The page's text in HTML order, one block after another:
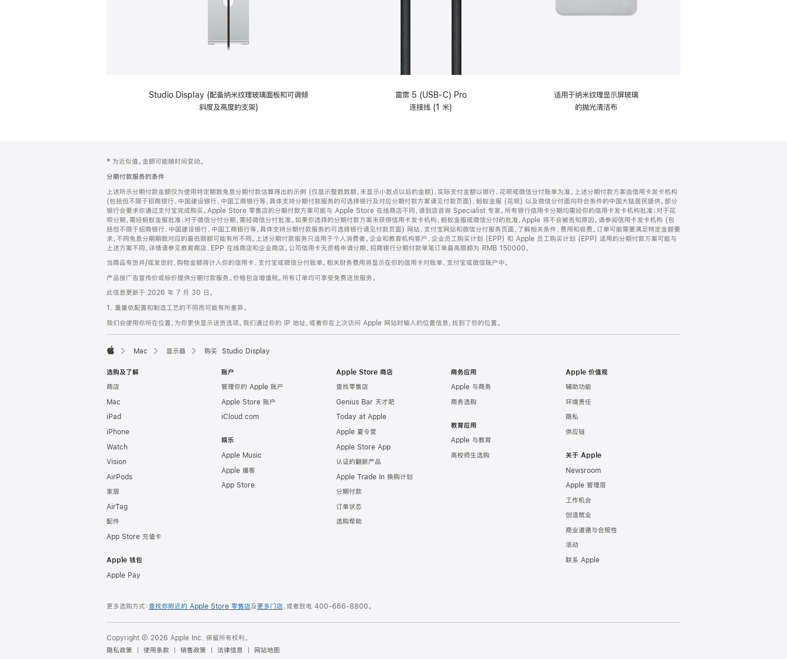
Studio Display (配备纳米纹理玻璃面板和可调倾
斜度及高度的支架)
雷雳 5 (USB-C) Pro
连接线 (1 米)
适用于纳米纹理显示屏玻璃
的抛光清洁布
页
脚
注
‡ 为近似值。金额可能随时间变动。
分期付款服务的条件
上述所示分期付款金额仅为使用特定期数免息分期付款估算得出的示例 (仅显示整数数额，未显示小数点以后的金额)，实际支付金额以银行、花呗或微信分付账单为准。上述分期付款方案由信用卡发卡机构
(包括但不限于招商银行、中国建设银行、中国工商银行等，具体支持分期付款服务的可选择银行及对应分期付款方案请见付款页面)、蚂蚁金服 (花呗) 以及微信分付面向符合条件的中国大陆居民提供。部分
银行会要求你通过支付宝完成购买。Apple Store 零售店的分期付款方案可能与 Apple Store 在线商店不同，请到店咨询 Specialist 专家。所有银行信用卡分期均需经你的信用卡发卡机构批准；对于花
呗分期，需经蚂蚁金服批准；对于微信分付分期，需经微信分付批准。如果你选择的分期付款方案未获得信用卡发卡机构、蚂蚁金服或微信分付的批准，Apple 将不会被告知原因。请参阅信用卡发卡机构 (包
括但不限于招商银行、中国建设银行、中国工商银行等，具体支持分期付款服务的可选择银行请见付款页面) 网站、支付宝网站和微信分付服务页面，了解相关条件、费用和收费。订单可能需要满足特定金额要
求，不同免息分期期数对应的最低限额可能有所不同。上述分期付款服务只适用于个人消费者。企业和教育机构客户、企业员工购买计划 (EPP) 和 Apple 员工购买计划 (EPP) 适用的分期付款方案可能与
上述方案不同，详情请参见教育商店、EPP 在线商店和企业商店。公司信用卡无资格申请分期。招商银行分期付款单笔订单最高限额为 RMB 150000。
当商品有货并/或发货时，购物金额将计入你的信用卡、支付宝或微信分付账单。相关财务费用将显示在你的信用卡对账单、支付宝或微信账户中。
产品按广告宣传价或标价提供分期付款服务。价格包含增值税。所有订单均可享受免费送货服务。
此信息更新于 2026 年 7 月 30 日。
1. 重量依配置和制造工艺的不同而可能有所差异。
我们会使用你所在位置，为你更快显示送货选项。我们通过你的 IP 地址，或者你在上次访问 Apple 网站时输入的位置信息，找到了你的位置。
Mac 显示器 购买 Studio Display
选购及了解
商店
Mac
iPad
iPhone
Watch
Vision
AirPods
家居
AirTag
配件
App Store 充值卡
Apple 钱包
Apple Pay
账户
管理你的 Apple 账户
Apple Store 账户
iCloud.com
娱乐
Apple Music
Apple 播客
App Store
Apple Store 商店
查找零售店
Genius Bar 天才吧
Today at Apple
Apple 夏令营
Apple Store App
认证的翻新产品
Apple Trade In 换购计划
分期付款
订单状态
选购帮助
商务应用
Apple 与商务
商务选购
教育应用
Apple 与教育
高校师生选购
Apple 价值观
辅助功能
环境责任
隐私
供应链
关于 Apple
Newsroom
Apple 管理层
工作机会
创造就业
商业道德与合规性
活动
联系 Apple
更多选购方式：查找你附近的 Apple Store 零售店及更多门店，或者致电 400-666-8800。
Copyright © 2026 Apple Inc. 保留所有权利。
隐私政策
使用条款 销售政策 法律信息 网站地图